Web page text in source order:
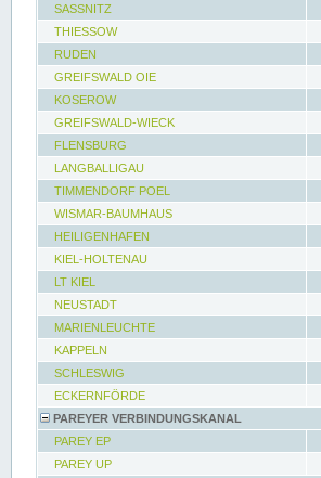
SASSNITZ
THIESSOW
RUDEN
GREIFSWALD OIE
KOSEROW
GREIFSWALD-WIECK
FLENSBURG
LANGBALLIGAU
TIMMENDORF POEL
WISMAR-BAUMHAUS
HEILIGENHAFEN
KIEL-HOLTENAU
LT KIEL
NEUSTADT
MARIENLEUCHTE
KAPPELN
SCHLESWIG
ECKERNFÖRDE
PAREYER VERBINDUNGSKANAL
PAREY EP
PAREY UP